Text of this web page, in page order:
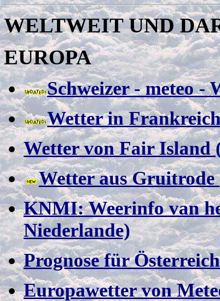
WELTWEIT UND
EUROPA
Schweizer- meteo -
Wetter in
Wetter von Fair Island
Wetter aus
KNMI: Weerinfo van
Niederlande)
Prognose für
Europawetter von